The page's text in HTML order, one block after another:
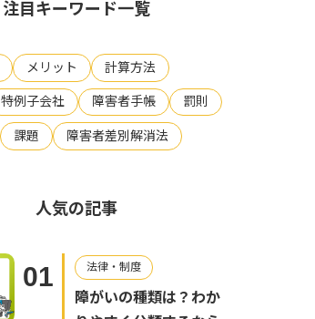
注目キーワード一覧
メリット 計算方法
特例子会社 障害者手帳 罰則
課題 障害者差別解消法
人気の記事
01 法律・制度
障がいの種類は？わか